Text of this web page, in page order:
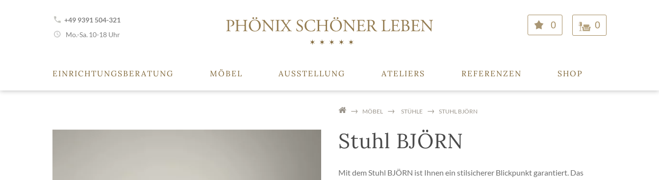
+49 9391 504-321
Mo.-Sa. 10-18 Uhr
0
0
EINRICHTUNGSBERATUNG MÖBEL AUSSTELLUNG ATELIERS REFERENZEN SHOP
MÖBEL STÜHLE STUHL BJÖRN
Stuhl BJÖRN
Mit dem Stuhl BJÖRN ist Ihnen ein stilsicherer Blickpunkt garantiert. Das